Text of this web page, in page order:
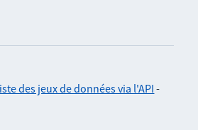
des jeux de données via l'API -